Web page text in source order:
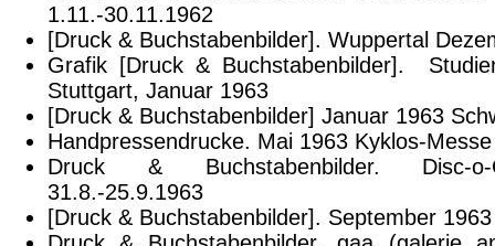
1.11.-30.11.1962
[Druck & Buchstabenbilder]. Wuppertal
Grafik [Druck & Buchstabenbilder].
Stuttgart, Januar 1963
[Druck & Buchstabenbilder] Januar 1963
Handpressendrucke. Mai 1963 Kyklos-
Druck & Buchstabenbilder. Disc-
31.8.-25.9.1963
[Druck & Buchstabenbilder]. September